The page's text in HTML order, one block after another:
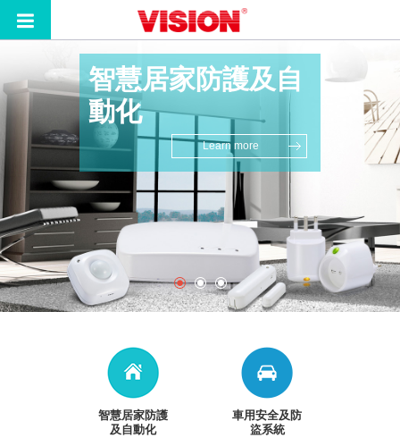
智慧居家防護及自
動化
Learn more
車用安全及防盜系
統
Learn more
智慧居家防護及自
動化
Learn more
智慧居家防護
及自動化
車用安全及防
盜系統